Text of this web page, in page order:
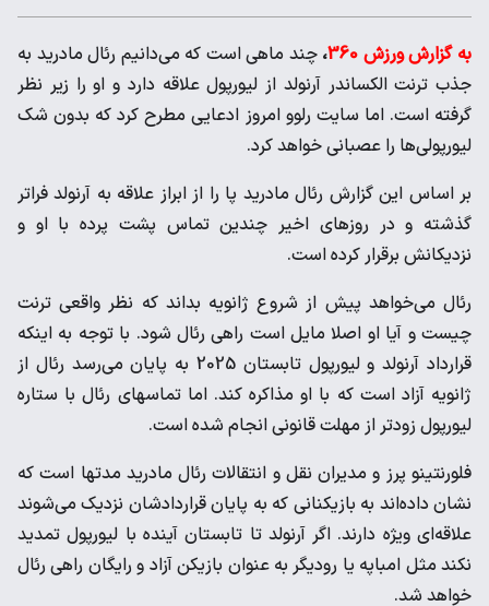
به گزارش ورزش 360 ، چند ماهی است که می‌دانیم رئال مادرید به
‌جذب ترنت الکساندر آرنولد از لیورپول علاقه دارد و او را زیر نظر
گرفته ‌است. اما سایت رلوو امروز ادعایی مطرح کرد که بدون شک
‌لیورپولی‌ها را عصبانی خواهد کرد. ‌
بر اساس این گزارش رئال مادرید پا را از ابراز علاقه به آرنولد فراتر
‌گذشته و در روزهای اخیر چندین تماس پشت پرده با او و
نزدیکانش ‌برقرار کرده است. ‌
رئال می‌خواهد پیش از شروع ژانویه بداند که نظر واقعی ترنت
‌چیست و آیا او اصلا مایل است راهی رئال شود. با توجه به اینکه
‌قرارداد آرنولد و لیورپول تابستان 2025 به پایان می‌رسد رئال از
ژانویه ‌آزاد است که با او مذاکره کند. اما تماسهای رئال با ستاره
لیورپول ‌زودتر از مهلت قانونی انجام شده است. ‌
فلورنتینو پرز و مدیران نقل و انتقالات رئال مادرید مدتها است که
‌نشان داده‌اند به بازیکنانی که به پایان قراردادشان نزدیک می‌شوند
‌علاقه‌ای ویژه دارند. اگر آرنولد تا تابستان آینده با لیورپول تمدید
نکند ‌مثل امباپه یا رودیگر به عنوان بازیکن آزاد و رایگان راهی رئال
خواهد ‌شد. ‌